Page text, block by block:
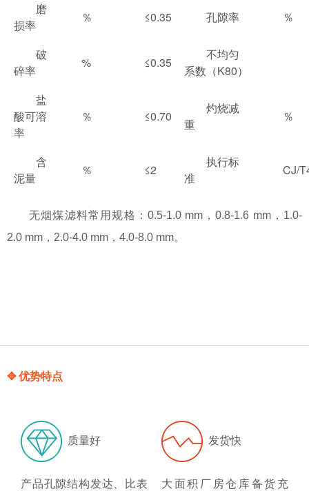
磨
损率
％ ≤0.35 孔隙率 ％
破
碎率
% ≤0.35
不均匀
系数（K80）
盐
酸可溶
率
％ ≤0.70
灼烧减
重
％
含
泥量
％ ≤2
执行标
准
CJ/
无烟煤滤料常用规格：0.5-1.0 mm，0.8-1.6 mm，1.0-
2.0 mm，2.0-4.0 mm，4.0-8.0 mm。
✥ 优势特点
质量好
产品孔隙结构发达、比表
发货快
大面积厂房仓库备货充